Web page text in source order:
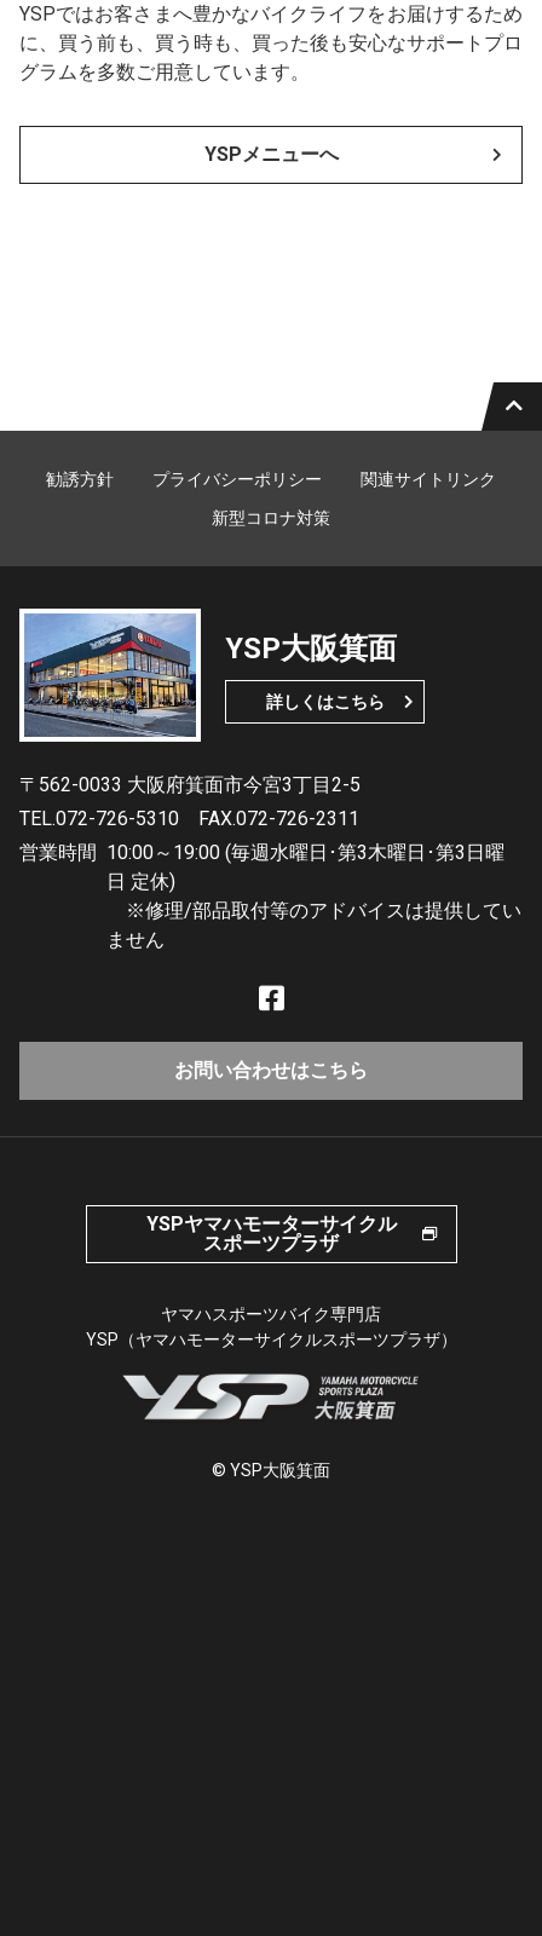
YSPではお客さまへ豊かなバイクライフをお届けするため
に、買う前も、買う時も、買った後も安心なサポートプロ
グラムを多数ご用意しています。
YSPメニューへ
勧誘方針 プライバシーポリシー
関連サイトリンク
新型コロナ対策
YSP大阪箕面
詳しくはこちら
〒562-0033 大阪府箕面市今宮3丁目2-5
TEL.072-726-5310
FAX.072-726-2311
営業時間 10:00～19:00 (毎週水曜日･第3木曜日･第3日曜
日 定休)
※修理/部品取付等のアドバイスは提供してい
ません
お問い合わせはこちら
YSPヤマハモーターサイクル
スポーツプラザ
ヤマハスポーツバイク専門店
YSP（ヤマハモーターサイクルスポーツプラザ）
© YSP大阪箕面